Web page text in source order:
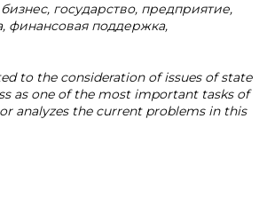
бизнес, государство, предприятие,
финансовая поддержка,
to the consideration of issues of state
as one of the most important tasks of
analyzes the current problems in this